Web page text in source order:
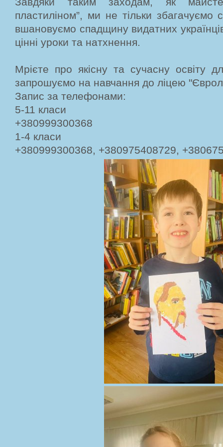
пластиліном”, ми не тільки збагачуємо
вшановуємо спадщину видатних
цінні уроки та натхнення.
Мрієте про якісну та сучасну освіту
запрошуємо на навчання до ліцею
Запис за телефонами:
5-11 класи
+380999300368
1-4 класи
+380999300368, +380975408729,